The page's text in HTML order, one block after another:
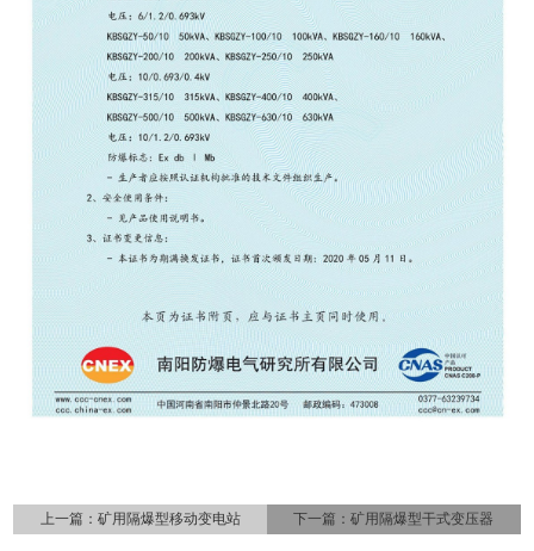
上一篇： 矿用隔爆型移动变电站 下一篇：矿用隔爆型干式变压器